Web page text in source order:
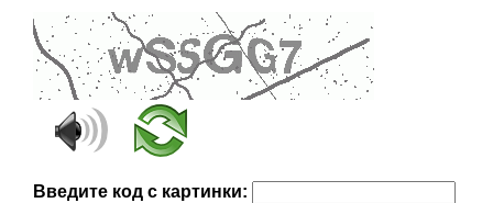
Введите код с картинки: